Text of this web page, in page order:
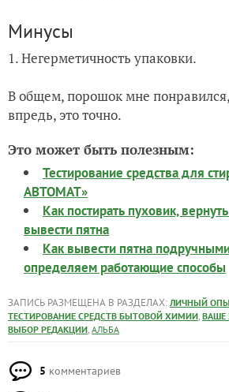
Минусы
1. Негерметичность упаковки.
В общем, порошок мне
впредь, это точно.
Это может быть полезным:
Тестирование средства для
АВТОМАТ»
Как постирать пуховик,
вывести пятна
Как вывести пятна
определяем работающие способы
ЗАПИСЬ РАЗМЕЩЕНА В РАЗДЕЛАХ: ЛИЧНЫЙ
ТЕСТИРОВАНИЕ СРЕДСТВ БЫТОВОЙ ХИМИИ, ВАШЕ
ВЫБОР РЕДАКЦИИ, АЛЬБА
5 комментариев